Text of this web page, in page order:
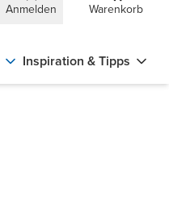
Anmelden Warenkorb
Inspiration & Tipps